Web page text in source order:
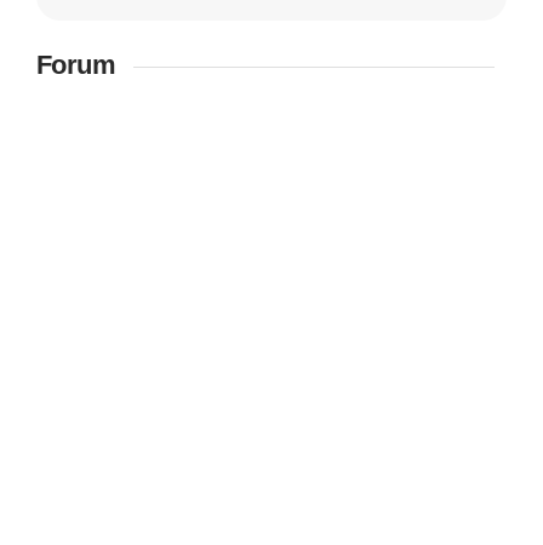
Forum